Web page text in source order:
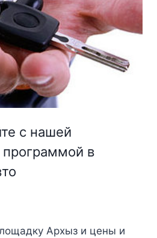
с нашей
программой в
Архыз и цены и